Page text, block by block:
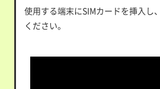
使用する端末にSIMカードを挿入し
ください。